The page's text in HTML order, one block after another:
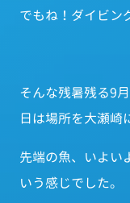
でもね！ダイビン
そんな残暑残る9
日は場所を大瀬崎
先端の魚、いよい
いう感じでした。